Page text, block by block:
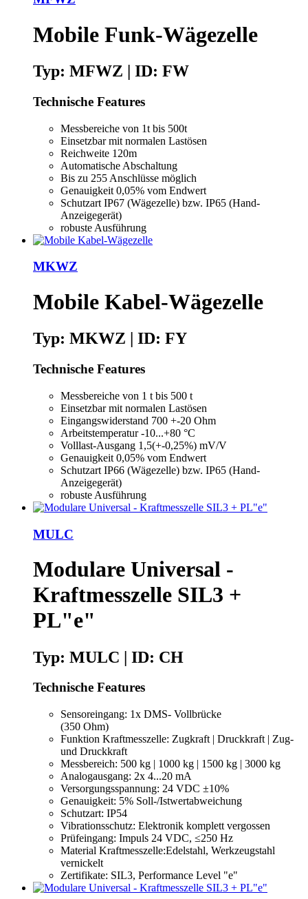
Mobile Funk-Wägezelle
Typ: MFWZ | ID: FW
Technische Features
Messbereiche von 1t bis 500t
Einsetzbar mit normalen Lastösen
Reichweite 120m
Automatische Abschaltung
Bis zu 255 Anschlüsse möglich
Genauigkeit 0,05% vom Endwert
Schutzart IP67 (Wägezelle) bzw. IP65 (Hand-
Anzeigegerät)
robuste Ausführung
MKWZ
Mobile Kabel-Wägezelle
Typ: MKWZ | ID: FY
Technische Features
Messbereiche von 1 t bis 500 t
Einsetzbar mit normalen Lastösen
Eingangswiderstand 700 +-20 Ohm
Arbeitstemperatur -10...+80 °C
Volllast-Ausgang 1,5(+-0,25%) mV/V
Genauigkeit 0,05% vom Endwert
Schutzart IP66 (Wägezelle) bzw. IP65 (Hand-
Anzeigegerät)
robuste Ausführung
MULC
Modulare Universal -
Kraftmesszelle SIL3 +
PL"e"
Typ: MULC | ID: CH
Technische Features
Sensoreingang: 1x DMS- Vollbrücke
(350 Ohm)
Funktion Kraftmesszelle: Zugkraft | Druckkraft | Zug-
und Druckkraft
Messbereich: 500 kg | 1000 kg | 1500 kg | 3000 kg
Analogausgang: 2x 4...20 mA
Versorgungsspannung: 24 VDC ±10%
Genauigkeit: 5% Soll-/Istwertabweichung
Schutzart: IP54
Vibrationsschutz: Elektronik komplett vergossen
Prüfeingang: Impuls 24 VDC, ≤250 Hz
Material Kraftmesszelle:Edelstahl, Werkzeugstahl
vernickelt
Zertifikate: SIL3, Performance Level "e"